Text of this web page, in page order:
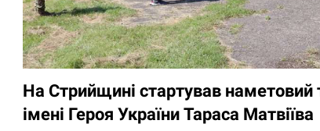
На Стрийщині стартував наметовий
імені Героя України Тараса Матвіїва